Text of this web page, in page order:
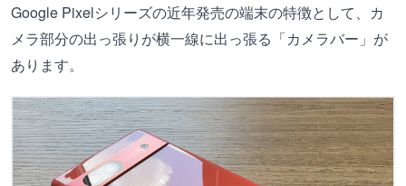
Google Pixelシリーズの近年発売の端末の特徴として、カ
メラ部分の出っ張りが横一線に出っ張る「カメラバー」が
あります。